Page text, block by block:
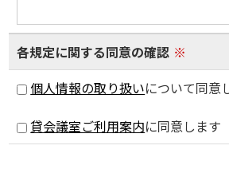
各規定に関する同意の確認 ※
個人情報の取り扱いについて同意
貸会議室ご利用案内に同意します